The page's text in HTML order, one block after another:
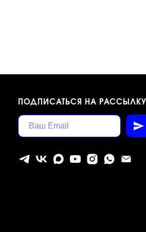
ПОДПИСАТЬСЯ НА РАССЫЛКУ